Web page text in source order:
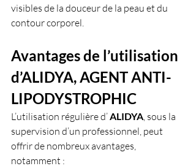
visibles de la douceur de la peau et du
contour corporel.
Avantages de l’utilisation
d’ALIDYA, AGENT ANTI-
LIPODYSTROPHIC
L’utilisation régulière d’ ALIDYA, sous la
supervision d’un professionnel, peut
offrir de nombreux avantages,
notamment :